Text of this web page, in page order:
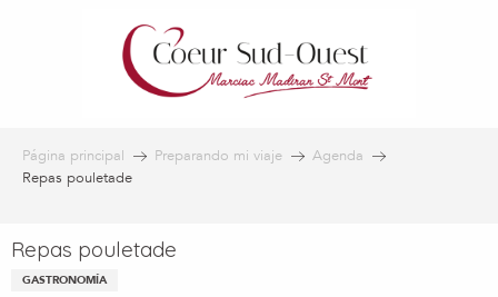
Página principal Preparando mi viaje
Agenda
Repas pouletade
Repas pouletade
GASTRONOMÍA